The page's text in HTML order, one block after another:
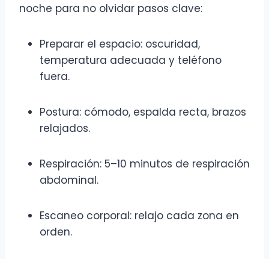
noche para no olvidar pasos clave:
Preparar el espacio: oscuridad,
temperatura adecuada y teléfono
fuera.
Postura: cómodo, espalda recta, brazos
relajados.
Respiración: 5–10 minutos de respiración
abdominal.
Escaneo corporal: relajo cada zona en
orden.